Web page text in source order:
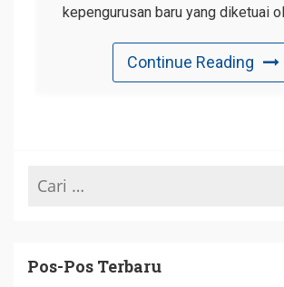
kepengurusan baru yang diketuai
Continue Reading
Pos-Pos Terbaru